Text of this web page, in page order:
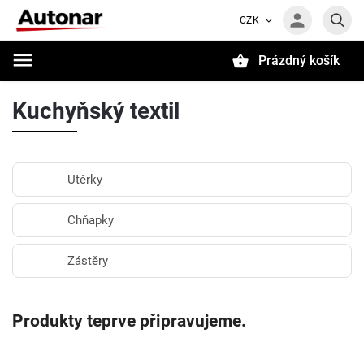
CZK
Prázdný košík
Kuchyňský textil
Utěrky
Chňapky
Zástěry
Produkty teprve připravujeme.